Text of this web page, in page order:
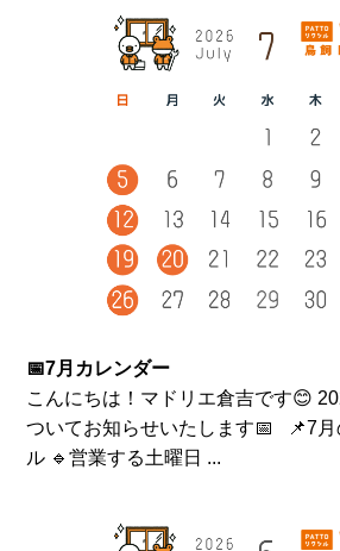
📅7月カレンダー
こんにちは！マドリエ倉吉です😊
ついてお知らせいたします📅 📌7月
ル 🔹営業する土曜日 ...